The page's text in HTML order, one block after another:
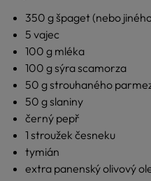
350 g špaget (nebo
5 vajec
100 g mléka
100 g sýra scamorza
50 g strouhaného
50 g slaniny
černý pepř
1 stroužek česneku
tymián
extra panenský olivový